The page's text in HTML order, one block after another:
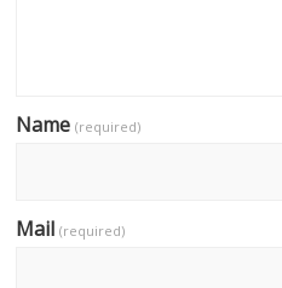
Name(required)
Mail(required)